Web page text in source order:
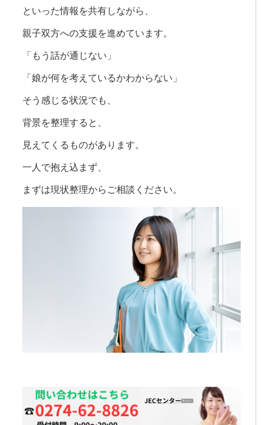
といった情報を共有しながら、
親子双方への支援を進めています。
「もう話が通じない」
「娘が何を考えているかわからない」
そう感じる状況でも、
背景を整理すると、
見えてくるものがあります。
一人で抱え込まず、
まずは現状整理からご相談ください。